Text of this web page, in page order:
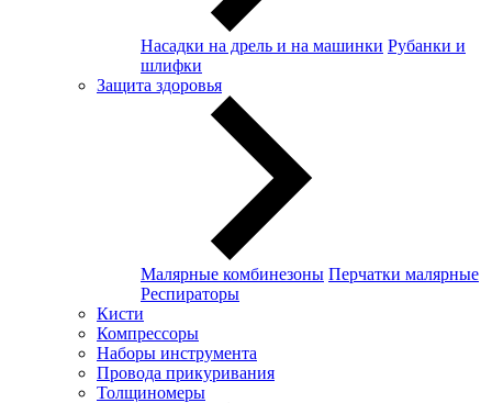
Насадки на дрель и на машинки Рубанки и
шлифки
Защита здоровья
Малярные комбинезоны Перчатки малярные
Респираторы
Кисти
Компрессоры
Наборы инструмента
Провода прикуривания
Толщиномеры